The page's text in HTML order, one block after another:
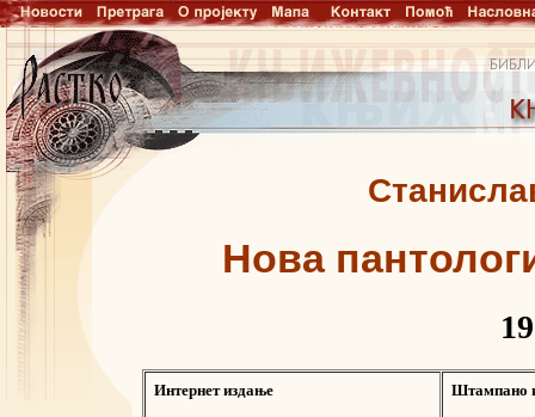
Нова
Интернет издање Штампано